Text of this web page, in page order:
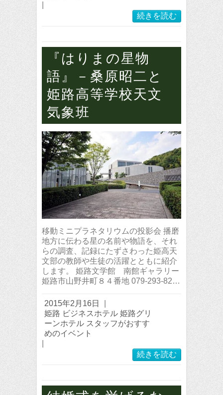
続きを読む
『はりまの星物
語』－桑原昭二と
姫路高等学校天文
気象班
移動ミニプラネタリウムの投影会 播磨
地方に伝わる星の名前や物語を、それ
らの調査、記録にたずさわった姫高天
文部の教師や生徒の活躍とともに紹介
します。 姫路文学館 南館ギャラリー
姫路市山野井町８４番地 079-293-82…
2015年2月16日
姫路 ビジネスホテル 姫路グリ
ーンホテル スタッフがおすす
めのイベント
続きを読む